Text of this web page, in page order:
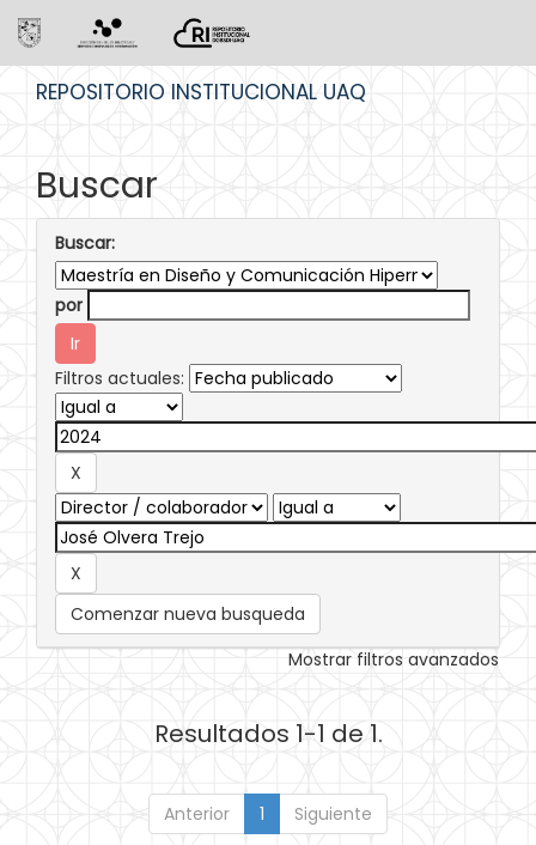
REPOSITORIO INSTITUCIONAL UAQ
Buscar
Buscar:
por
Filtros actuales:
Comenzar nueva busqueda
Mostrar filtros avanzados
Resultados 1-1 de 1.
Anterior 1 Siguiente